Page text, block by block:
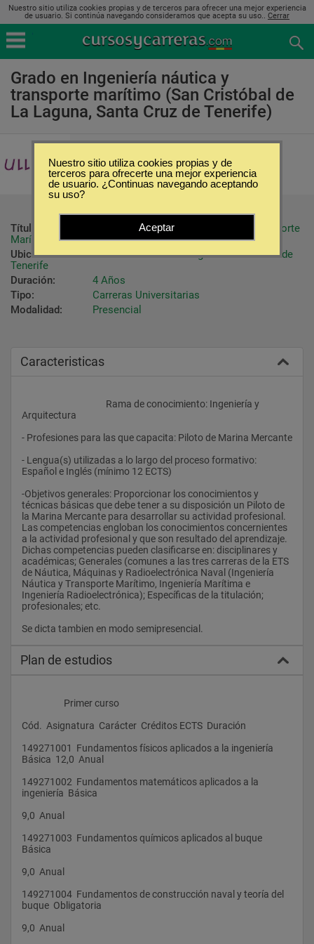
Nuestro sitio utiliza cookies propias y de terceros para ofrecer una mejor experiencia
de usuario. Si continúa navegando consideramos que acepta su uso.. Cerrar
Grado en Ingeniería náutica y
transporte marítimo (San Cristóbal de
La Laguna, Santa Cruz de Tenerife)
Universidad de la Laguna
Título ofrecido:
Graduado en Ingeniería Náutica y Transporte
Marítimo
Ubicación:
San Cristóbal de La Laguna - Santa Cruz de
Tenerife
Duración:
4 Años
Tipo:
Carreras Universitarias
Modalidad:
Presencial
Caracteristicas
Arquitectura
- Profesiones para las que capacita: Piloto de Marina Mercante
- Lengua(s) utilizadas a lo largo del proceso formativo:
Español e Inglés (mínimo 12 ECTS)
-Objetivos generales: Proporcionar los conocimientos y
técnicas básicas que debe tener a su disposición un Piloto de
la Marina Mercante para desarrollar su actividad profesional.
Las competencias engloban los conocimientos concernientes
a la actividad profesional y que son resultado del aprendizaje.
Dichas competencias pueden clasificarse en: disciplinares y
académicas; Generales (comunes a las tres carreras de la ETS
de Náutica, Máquinas y Radioelectrónica Naval (Ingeniería
Náutica y Transporte Marítimo, Ingeniería Marítima e
Ingeniería Radioelectrónica); Específicas de la titulación;
profesionales; etc.
Plan de estudios
                    Primer curso
Cód.  Asignatura  Carácter  Créditos ECTS  Duración
149271001  Fundamentos físicos aplicados a la ingeniería
Básica  12,0  Anual
149271002  Fundamentos matemáticos aplicados a la
ingeniería  Básica
9,0  Anual
149271003  Fundamentos químicos aplicados al buque
Básica
9,0  Anual
149271004  Fundamentos de construcción naval y teoría del
buque  Obligatoria
9,0  Anual
Nuestro sitio utiliza cookies propias y de
terceros para ofrecerte una mejor experiencia
de usuario. ¿Continuas navegando aceptando
su uso?
Aceptar